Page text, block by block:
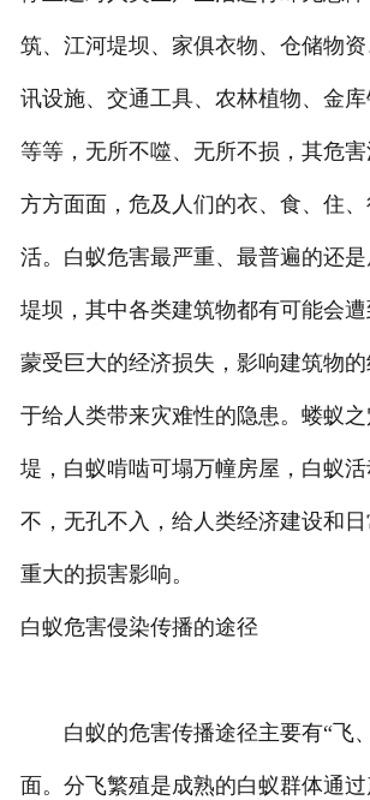
筑、江河堤坝、家俱衣物、仓储物
讯设施、交通工具、农林植物、金
等等，无所不噬、无所不损，其危
方方面面，危及人们的衣、食、住
活。白蚁危害最严重、最普遍的还
堤坝，其中各类建筑物都有可能会
蒙受巨大的经济损失，影响建筑物
于给人类带来灾难性的隐患。蝼蚁
堤，白蚁啃啮可塌万幢房屋，白蚁
不，无孔不入，给人类经济建设和
重大的损害影响。
白蚁危害侵染传播的途径
白蚁的危害传播途径主要有“飞
面。分飞繁殖是成熟的白蚁群体通